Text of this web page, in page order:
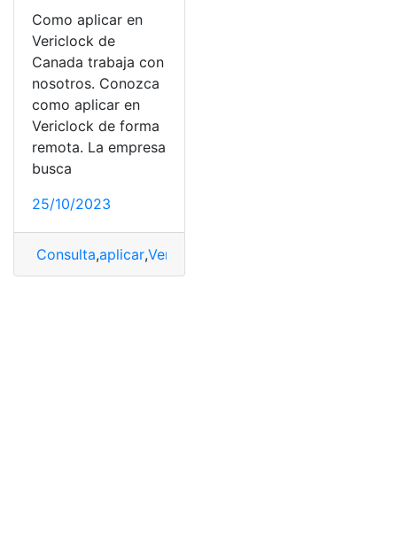
Como aplicar en
Vericlock de
Canada trabaja con
nosotros. Conozca
como aplicar en
Vericlock de forma
remota. La empresa
busca
25/10/2023
Consulta,aplicar,Vericlock